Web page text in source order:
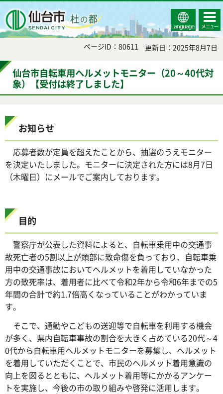
Select
Language
コンテ
ンツメ
ニュー
ページID：80611 更新日：2025年8月7日
仙台市自転車用ヘルメットモニター（20～40代対
象）【受付は終了しました】
お知らせ
応募者数が定員を超えたことから、抽選のうえモニター
を決定いたしました。モニターに決定された方には8月7日
（木曜日）にメールでご案内しております。
目的
警察庁が公表した資料によると、自転車乗用中の交通事
故死亡者の5割以上が頭部に致命傷を負っており、自転車乗
用中の交通事故においてヘルメットを着用していなかった
方の致死率は、着用者に比べて令和2年から令和6年までの5
年間の合計で約1.7倍高くなっていることがわかっていま
す。
そこで、通勤やこどもの送迎等で自転車を利用する機会
が多く、県内自転車事故の割合を大きく占めている20代～4
0代から自転車用ヘルメットモニターを募集し、ヘルメット
を着用していただくことで、市民のヘルメット着用意識の
向上を図るとともに、ヘルメット着用等にかかるアンケー
トを実施し、今後の市の取り組みや啓発に活用します。